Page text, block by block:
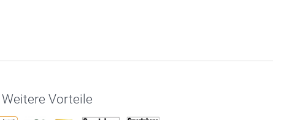
Weitere Vorteile